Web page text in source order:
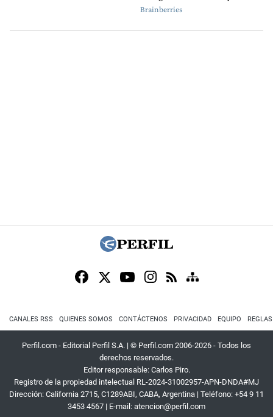
CANALES RSS QUIENES SOMOS CONTÁCTENOS PRIVACIDAD EQUIPO
Perfil.com - Editorial Perfil S.A. | © Perfil.com 2006-2026 - Todos los
derechos reservados.
Editor responsable: Carlos Piro.
Registro de la propiedad intelectual RL-2024-31002957-APN-DNDA#MJ
Dirección: California 2715, C1289ABI, CABA, Argentina | Teléfono: +54 9 11
3453 4567 | E-mail: atencion@perfil.com